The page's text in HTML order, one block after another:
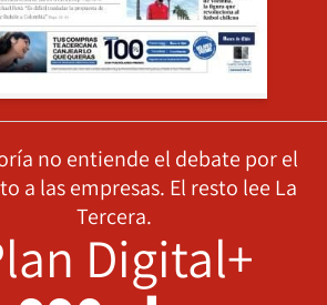
no entiende el debate por el
a las empresas. El resto lee La
Tercera.
Digital+